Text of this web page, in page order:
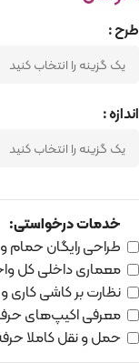
طرح
اندازه
خدمات درخواستی:
طراحی رایگان
معماری داخلی کل
نظارت بر کاشی کاری
معرفی اکیپ‌های
حمل و نقل کاملا